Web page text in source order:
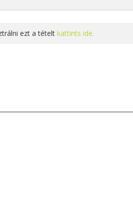
ezt a tételt kattints ide.